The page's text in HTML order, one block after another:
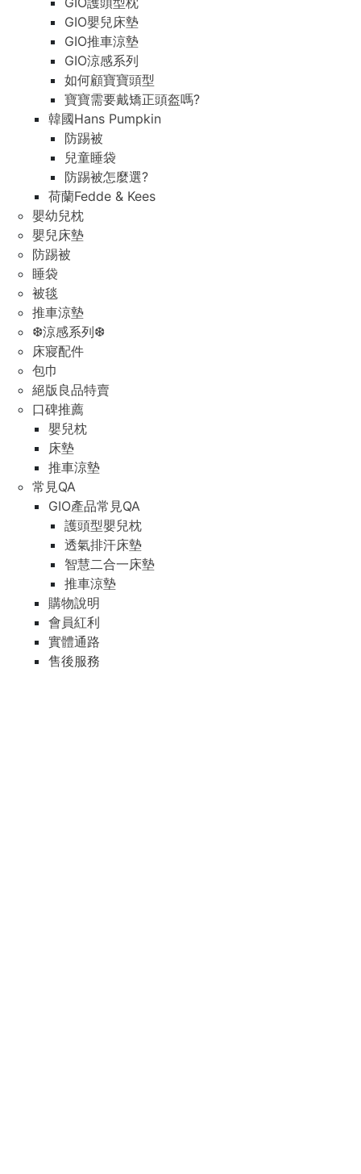
GIO嬰兒床墊
GIO推車涼墊
GIO涼感系列
如何顧寶寶頭型
寶寶需要戴矯正頭盔嗎?
韓國Hans Pumpkin
防踢被
兒童睡袋
防踢被怎麼選?
荷蘭Fedde & Kees
嬰幼兒枕
嬰兒床墊
防踢被
睡袋
被毯
推車涼墊
❆涼感系列❆
床寢配件
包巾
絕版良品特賣
口碑推薦
嬰兒枕
床墊
推車涼墊
常見QA
GIO產品常見QA
護頭型嬰兒枕
透氣排汗床墊
智慧二合一床墊
推車涼墊
購物說明
會員紅利
實體通路
售後服務